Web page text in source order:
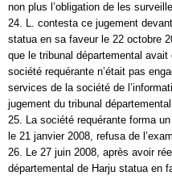
non plus l’obligation de les
24. L. contesta ce jugement
statua en sa faveur le 22 octobre
que le tribunal départemental
société requérante n’était pas
services de la société de
jugement du tribunal
25. La société requérante forma
le 21 janvier 2008, refusa de
26. Le 27 juin 2008, après avoir
départemental de Harju statua en